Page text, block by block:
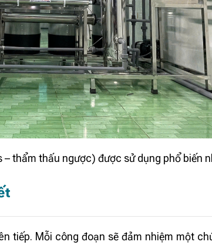
thẩm thấu ngược) được sử dụng phổ biến
Mỗi công đoạn sẽ đảm nhiệm một